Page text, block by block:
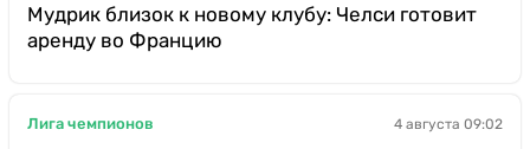
Мудрик близок к новому клубу: Челси готовит
аренду во Францию
Лига чемпионов 4 августа 09:02